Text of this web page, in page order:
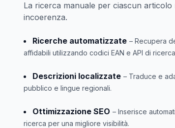
La ricerca manuale per ciascun
incoerenza.
Ricerche automatizzate – Recupera
affidabili utilizzando codici EAN e API di
Descrizioni localizzate – Traduce e
pubblico e lingue regionali.
Ottimizzazione SEO – Inserisce
ricerca per una migliore visibilità.